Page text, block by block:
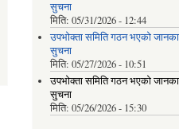
सुचना
मिति:05/31/2026 - 12:44
उपभोक्ता समिति गठन भएको
सुचना
मिति:05/27/2026 - 10:51
उपभोक्ता समिति गठन भएको
सुचना
मिति:05/26/2026 - 15:30